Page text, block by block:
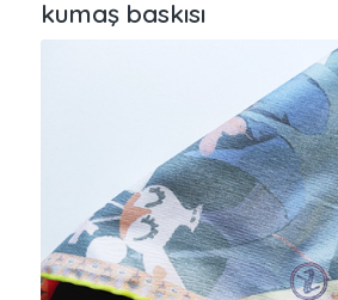
kumaş baskısı